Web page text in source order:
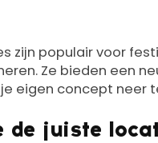
zijn populair voor
Ze bieden een
eigen concept neer
de juiste